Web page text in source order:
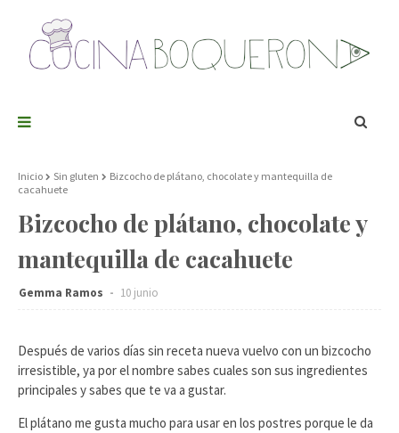
Inicio Sin gluten
Bizcocho de plátano, chocolate y mantequilla de
cacahuete
Bizcocho de plátano, chocolate y
mantequilla de cacahuete
Gemma Ramos 10 junio
Después de varios días sin receta nueva vuelvo con un bizcocho
irresistible, ya por el nombre sabes cuales son sus ingredientes
principales y sabes que te va a gustar.
El plátano me gusta mucho para usar en los postres porque le da